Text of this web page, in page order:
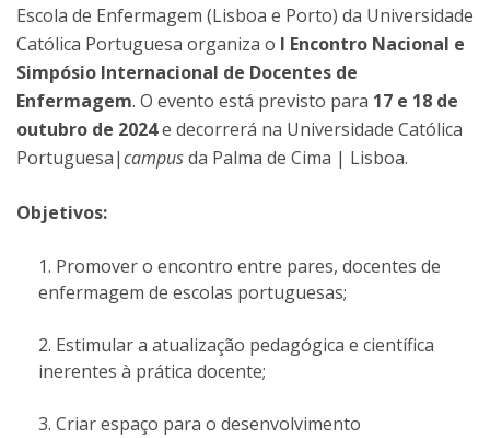
Escola de Enfermagem (Lisboa e Porto) da Universidade
Católica Portuguesa organiza o I Encontro Nacional e
Simpósio Internacional de Docentes de
Enfermagem. O evento está previsto para 17 e 18 de
outubro de 2024e decorrerá na Universidade Católica
Portuguesa|campusda Palma de Cima | Lisboa.
Objetivos:
Promover o encontro entre pares, docentes de
enfermagem de escolas portuguesas;
Estimular a atualização pedagógica e científica
inerentes à prática docente;
Criar espaço para o desenvolvimento